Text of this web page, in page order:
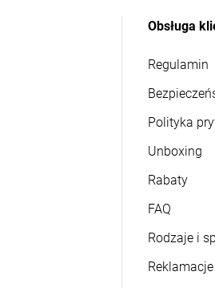
Obsługa
Regulamin
Polityka
Unboxing
Rabaty
FAQ
Rodzaje i